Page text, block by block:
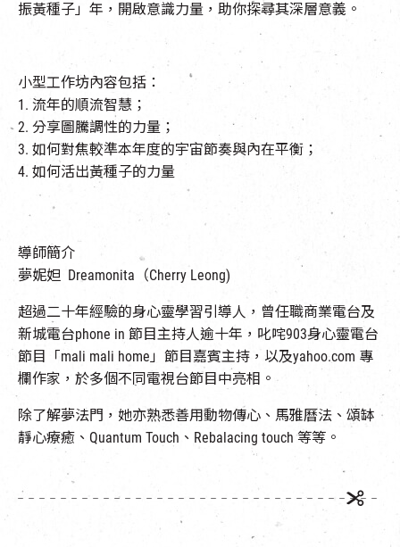
振黃種子」年，開啟意識力量，助你探尋其深層意義。
小型工作坊內容包括：
1. 流年的順流智慧；
2. 分享圖騰調性的力量；
3. 如何對焦較準本年度的宇宙節奏與內在平衡；
4. 如何活出黃種子的力量
導師簡介
夢妮妲 Dreamonita（Cherry Leong)
超過二十年經驗的身心靈學習引導人，曾任職商業電台及
新城電台phone in 節目主持人逾十年，叱咤903身心靈電台
節目「mali mali home」節目嘉賓主持，以及yahoo.com 專
欄作家，於多個不同電視台節目中亮相。
除了解夢法門，她亦熟悉善用動物傳心、馬雅曆法、頌缽
靜心療癒、Quantum Touch、Rebalacing touch 等等。